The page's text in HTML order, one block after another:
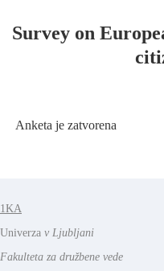
Survey on
Anketa je zatvorena
1KA
Univerza v Ljubljani
Fakulteta za družbene vede